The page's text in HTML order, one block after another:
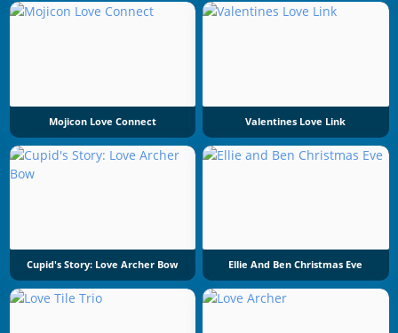
Mojicon Love Connect Valentines Love Link
Cupid's Story: Love Archer Bow Ellie And Ben Christmas Eve